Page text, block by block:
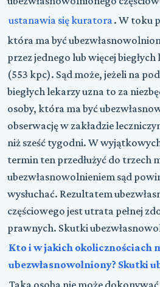
ustanawia się kuratora . W toku
która ma być
przez jednego lub więcej
(553 kpc). Sąd może, jeżeli na
biegłych lekarzy uzna to za
osoby, która ma być
obserwację w zakładzie
niż sześć tygodni. W
termin ten przedłużyć do trzech
ubezwłasnowolnieniem sąd
wysłuchać. Rezultatem
częściowego jest utrata pełnej
prawnych. Skutki
Kto i w jakich okolicznościach
ubezwłasnowolniony? Skutki
Taka osoba nie może